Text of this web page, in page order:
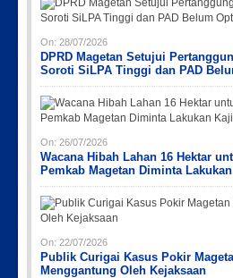
On: 28/07/2026
DPRD Magetan Setujui
Soroti SiLPA Tinggi dan PAD
On: 26/07/2026
Wacana Hibah Lahan 16 Hektar
Pemkab Magetan Diminta
On: 22/07/2026
Publik Curigai Kasus Pokir
Menggantung Oleh Kejaksaan